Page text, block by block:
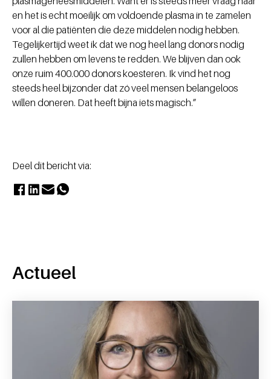
en het is echt moeilijk om voldoende plasma in te zamelen
voor al die patiënten die deze middelen nodig hebben.
Tegelijkertijd weet ik dat we nog heel lang donors nodig
zullen hebben om levens te redden. We blijven dan ook
onze ruim 400.000 donors koesteren. Ik vind het nog
steeds heel bijzonder dat zó veel mensen belangeloos
willen doneren. Dat heeft bijna iets magisch.”
Deel dit bericht via:
Actueel